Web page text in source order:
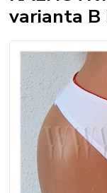
varianta B